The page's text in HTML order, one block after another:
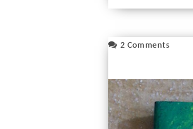
2 Comments